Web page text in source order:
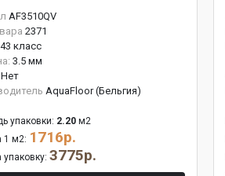
AF3510QV
2371
43 класс
3.5 мм
Нет
AquaFloor (Бельгия)
упаковки: 2.20 м2
1 м2: 1716р.
упаковку: 3775р.